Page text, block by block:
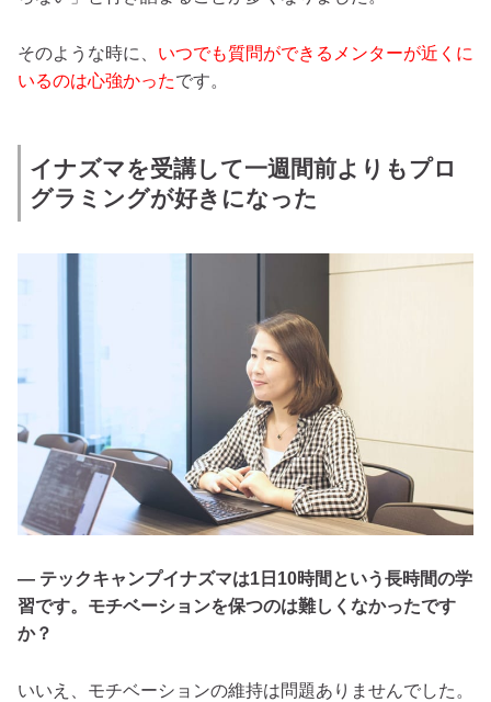
そのような時に、 いつでも質問ができるメンターが近くに
いるのは心強かったです。
イナズマを受講して一週間前よりもプロ
グラミングが好きになった
— テックキャンプイナズマは1日10時間という長時間の学
習です。モチベーションを保つのは難しくなかったです
か？
いいえ、モチベーションの維持は問題ありませんでした。